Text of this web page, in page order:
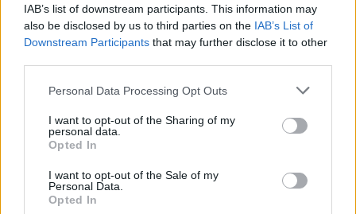
IAB’s list of downstream participants. This information may
also be disclosed by us to third parties on the IAB’s List of
Downstream Participants that may further disclose it to other
Personal Data Processing Opt Outs
I want to opt-out of the Sharing of my
personal data.
Opted In
I want to opt-out of the Sale of my
Personal Data.
Opted In
Vaizdai iš tragiškos avarijos Vilniaus r.: dviejų moterų ir
vaiko gyvybių išgelbėti nepavyko
Lietuvos diena
32 laipsnių šilumos
Žinios | Orai
Nufilmavo, kaip patvino Vilniaus Vakarinis aplinkkelis: